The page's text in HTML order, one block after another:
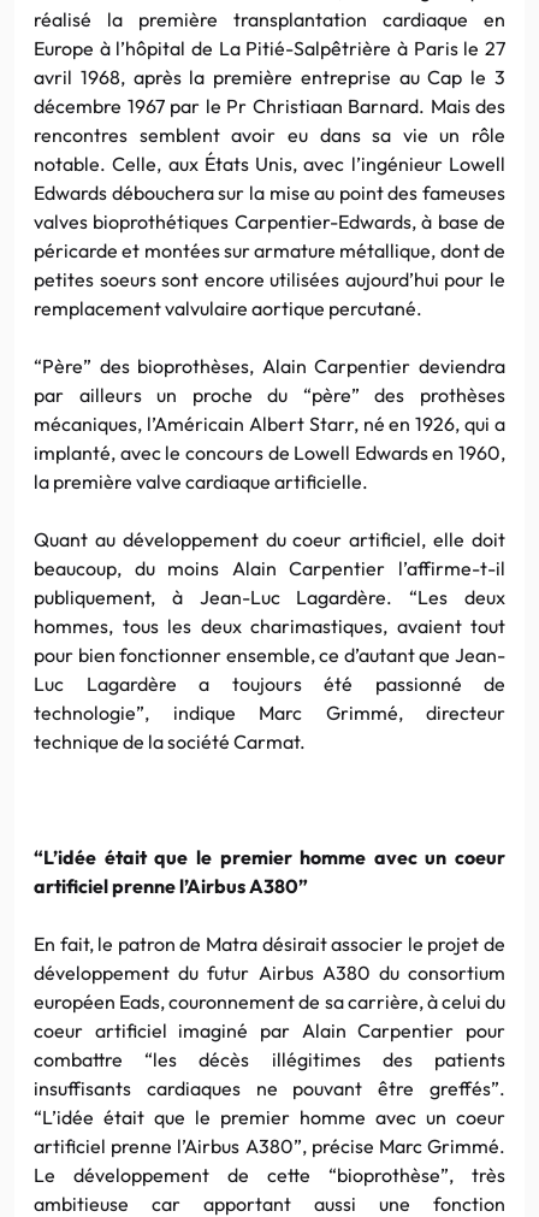
réalisé la première transplantation cardiaque en
Europe à l’hôpital de La Pitié-Salpêtrière à Paris le 27
avril 1968, après la première entreprise au Cap le 3
décembre 1967 par le Pr Christiaan Barnard. Mais des
rencontres semblent avoir eu dans sa vie un rôle
notable. Celle, aux États Unis, avec l’ingénieur Lowell
Edwards débouchera sur la mise au point des fameuses
valves bioprothétiques Carpentier-Edwards, à base de
péricarde et montées sur armature métallique, dont de
petites soeurs sont encore utilisées aujourd’hui pour le
remplacement valvulaire aortique percutané.
“Père” des bioprothèses, Alain Carpentier deviendra
par ailleurs un proche du “père” des prothèses
mécaniques, l’Américain Albert Starr, né en 1926, qui a
implanté, avec le concours de Lowell Edwards en 1960,
la première valve cardiaque artificielle.
Quant au développement du coeur artificiel, elle doit
beaucoup, du moins Alain Carpentier l’affirme-t-il
publiquement, à Jean-Luc Lagardère. “Les deux
hommes, tous les deux charimastiques, avaient tout
pour bien fonctionner ensemble, ce d’autant que Jean-
Luc Lagardère a toujours été passionné de
technologie”, indique Marc Grimmé, directeur
technique de la société Carmat.
“L’idée était que le premier homme avec un coeur
artificiel prenne l’Airbus A380”
En fait, le patron de Matra désirait associer le projet de
développement du futur Airbus A380 du consortium
européen Eads, couronnement de sa carrière, à celui du
coeur artificiel imaginé par Alain Carpentier pour
combattre “les décès illégitimes des patients
insuffisants cardiaques ne pouvant être greffés”.
“L’idée était que le premier homme avec un coeur
artificiel prenne l’Airbus A380”, précise Marc Grimmé.
Le développement de cette “bioprothèse”, très
ambitieuse car apportant aussi une fonction